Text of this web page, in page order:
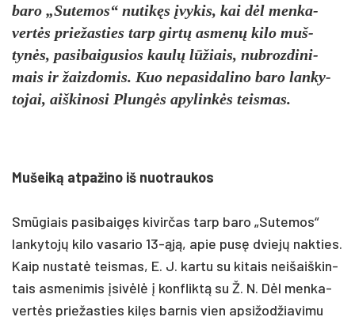
ba­ro „Su­te­mos“ nu­tikęs įvy­kis, kai dėl men­ka­
vertės prie­žas­ties tarp girtų as­menų ki­lo muš­
tynės, pa­si­bai­gu­sios kaulų lūžiais, nu­broz­di­ni­
mais ir žaiz­do­mis. Kuo ne­pa­si­da­li­no ba­ro lan­ky­
to­jai, aiš­ki­no­si Plungės apy­linkės teis­mas.
Mu­šeiką at­pa­ži­no iš nuo­trau­kos
Smūgiais pa­si­baigęs ki­vir­čas tarp ba­ro „Su­te­mos“
lan­ky­tojų ki­lo va­sa­rio 13-ąją, apie pusę dviejų nak­ties.
Kaip nu­statė teis­mas, E. J. kar­tu su ki­tais nei­šaiš­kin­
tais as­me­ni­mis įsivėlė į konf­liktą su Ž. N. Dėl men­ka­
vertės prie­žas­ties kilęs bar­nis vien ap­si­žod­žia­vi­mu